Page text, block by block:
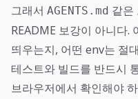
그래서 AGENTS.md 같은
README 보강이 아니다.
띄우는지, 어떤 env는 절
테스트와 빌드를 반드시
브라우저에서 확인해야